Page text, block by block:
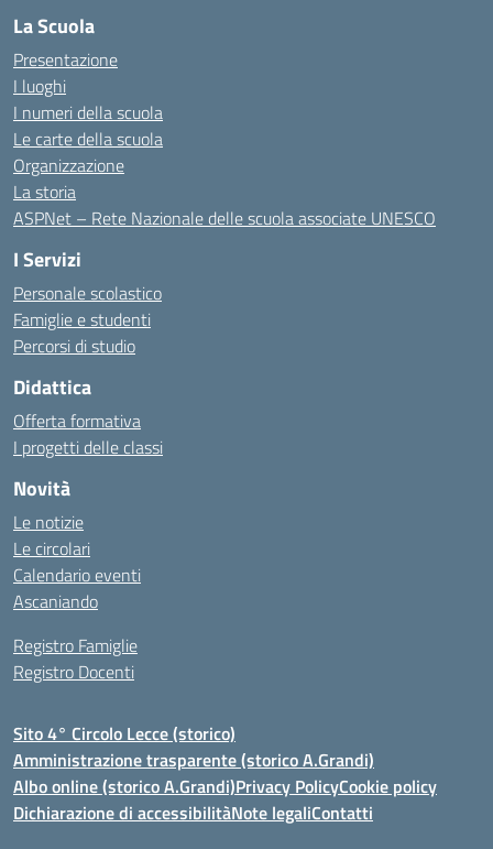
La Scuola
Presentazione
I luoghi
I numeri della scuola
Le carte della scuola
Organizzazione
La storia
ASPNet – Rete Nazionale delle scuola associate UNESCO
I Servizi
Personale scolastico
Famiglie e studenti
Percorsi di studio
Didattica
Offerta formativa
I progetti delle classi
Novità
Le notizie
Le circolari
Calendario eventi
Ascaniando
Registro Famiglie
Registro Docenti
Sito 4° Circolo Lecce (storico)
Amministrazione trasparente (storico A.Grandi)
Albo online (storico A.Grandi)Privacy PolicyCookie policy
Dichiarazione di accessibilitàNote legaliContatti